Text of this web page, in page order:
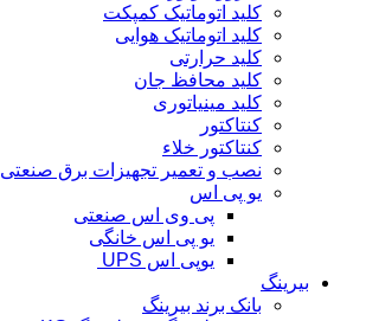
کلید اتوماتیک کمپکت
کلید اتوماتیک هوایی
کلید حرارتی
کلید محافظ جان
کلید مینیاتوری
کنتاکتور
کنتاکتور خلاء
نصب و تعمیر تجهیزات برق صنعتی
یو پی اس
پی وی اس صنعتی
یو پی اس خانگی
یوپی اس UPS
بیرینگ
بانک برند بیرینگ